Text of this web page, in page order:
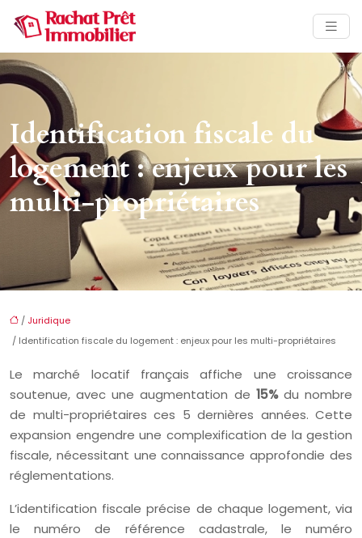
Identification fiscale du
logement : enjeux pour les
multi-propriétaires
/ Juridique
/ Identification fiscale du logement : enjeux pour les multi-propriétaires
Le marché locatif français affiche une croissance
soutenue, avec une augmentation de 15% du nombre
de multi-propriétaires ces 5 dernières années. Cette
expansion engendre une complexification de la gestion
fiscale, nécessitant une connaissance approfondie des
réglementations.
L’identification fiscale précise de chaque logement, via
le numéro de référence cadastrale, le numéro